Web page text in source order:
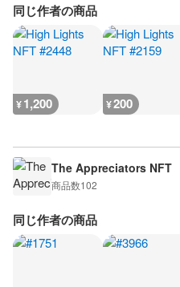
同じ作者の商品
¥1,200 ¥200
The Appreciators NFT
商品数102
同じ作者の商品